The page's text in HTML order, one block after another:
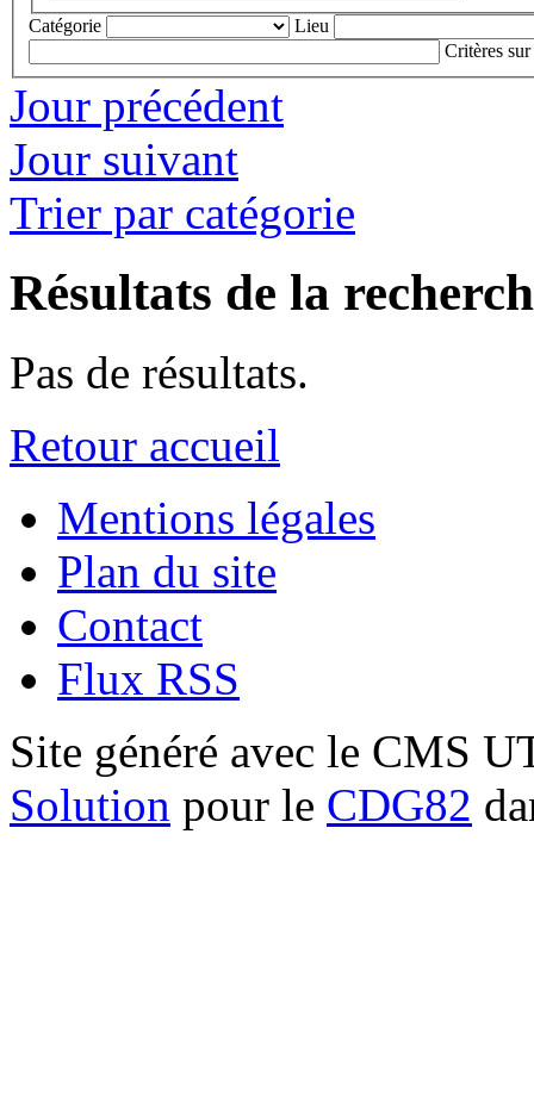
Catégorie
Lieu
Critères sur
Jour précédent
Jour suivant
Trier par catégorie
Résultats de la
Pas de résultats.
Retour accueil
Mentions légales
Plan du site
Contact
Flux RSS
Site généré avec le CMS
Solution pour le CDG82